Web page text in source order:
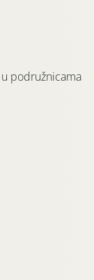
podružnicama